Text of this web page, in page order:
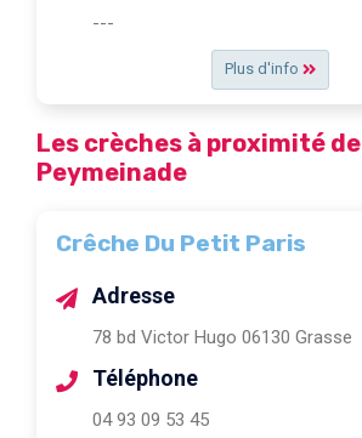
Plus d'info
---
Les crèches à proximité de
Peymeinade
Crêche Du Petit Paris
Adresse
78 bd Victor Hugo 06130 Grasse
Téléphone
04 93 09 53 45